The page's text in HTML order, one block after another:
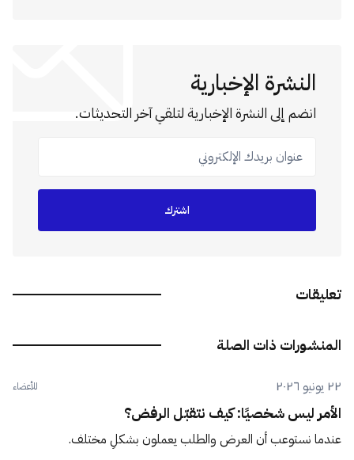
النشرة الإخبارية
انضم إلى النشرة الإخبارية لتلقي آخر التحديثات.
عنوان بريدك الإلكتروني
اشترك
تعليقات
المنشورات ذات الصلة
٢٢ يونيو ٢٠٢٦ للأعضاء
الأمر ليس شخصيًا: كيف نتقبّل الرفض؟
عندما نستوعب أن العرض والطلب يعملون بشكلٍ مختلف.